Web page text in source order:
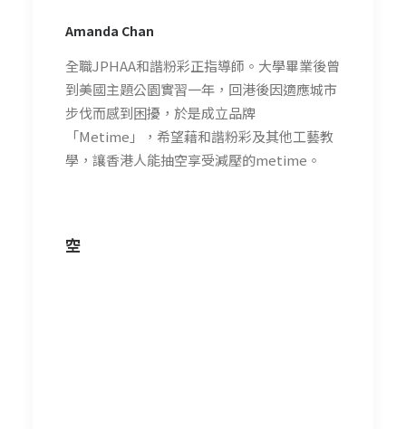
Amanda Chan
全職JPHAA和諧粉彩正指導師。大學畢業後曾
到美國主題公園實習一年，回港後因適應城市
步伐而感到困擾，於是成立品牌
「Metime」，希望藉和諧粉彩及其他工藝教
學，讓香港人能抽空享受減壓的metime。
空